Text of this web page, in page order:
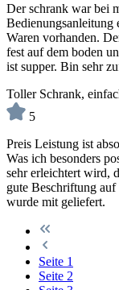
Der schrank war bei
Bedienungsanleitung
Waren vorhanden.
fest auf dem boden
ist supper. Bin sehr
Toller Schrank,
5
Preis Leistung ist
Was ich besonders
sehr erleichtert wird,
gute Beschriftung
wurde mit geliefert.
Seite 1
Seite 2